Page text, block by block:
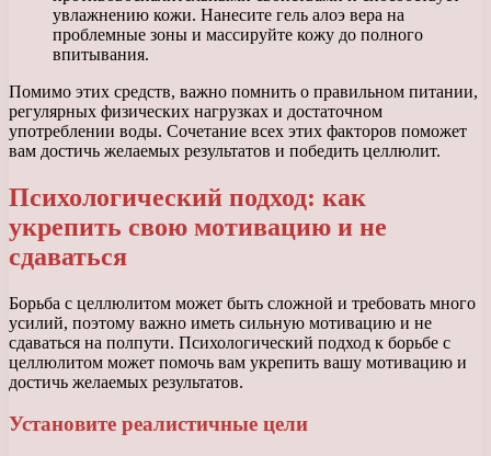
увлажнению кожи. Нанесите гель алоэ вера на
проблемные зоны и массируйте кожу до полного
впитывания.
Помимо этих средств, важно помнить о правильном питании,
регулярных физических нагрузках и достаточном
употреблении воды. Сочетание всех этих факторов поможет
вам достичь желаемых результатов и победить целлюлит.
Психологический подход: как
укрепить свою мотивацию и не
сдаваться
Борьба с целлюлитом может быть сложной и требовать много
усилий, поэтому важно иметь сильную мотивацию и не
сдаваться на полпути. Психологический подход к борьбе с
целлюлитом может помочь вам укрепить вашу мотивацию и
достичь желаемых результатов.
Установите реалистичные цели